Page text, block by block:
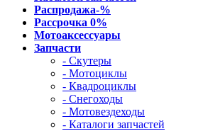
Распродажа-%
Рассрочка 0%
Мотоаксессуары
Запчасти
- Скутеры
- Мотоциклы
- Квадроциклы
- Снегоходы
- Мотовездеходы
- Каталоги запчастей